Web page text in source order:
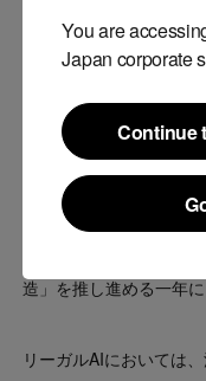
You are
Japan corporate
Continue
Continue
のグループイン、子会
ど、事業の成長と変革
2026年の挑戦 ―
2026年のLegalOn
造」を推し進める一年に
リーガルAIにおいては